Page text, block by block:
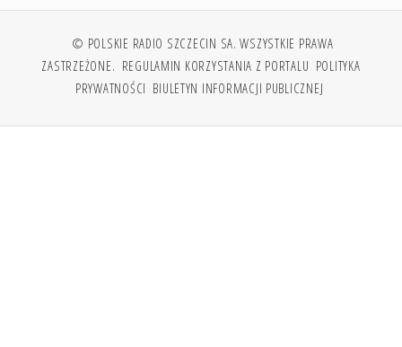
© POLSKIE RADIO SZCZECIN SA. WSZYSTKIE PRAWA
ZASTRZEŻONE. REGULAMIN KORZYSTANIA Z PORTALU POLITYKA
PRYWATNOŚCI BIULETYN INFORMACJI PUBLICZNEJ